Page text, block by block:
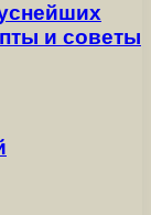
и советы